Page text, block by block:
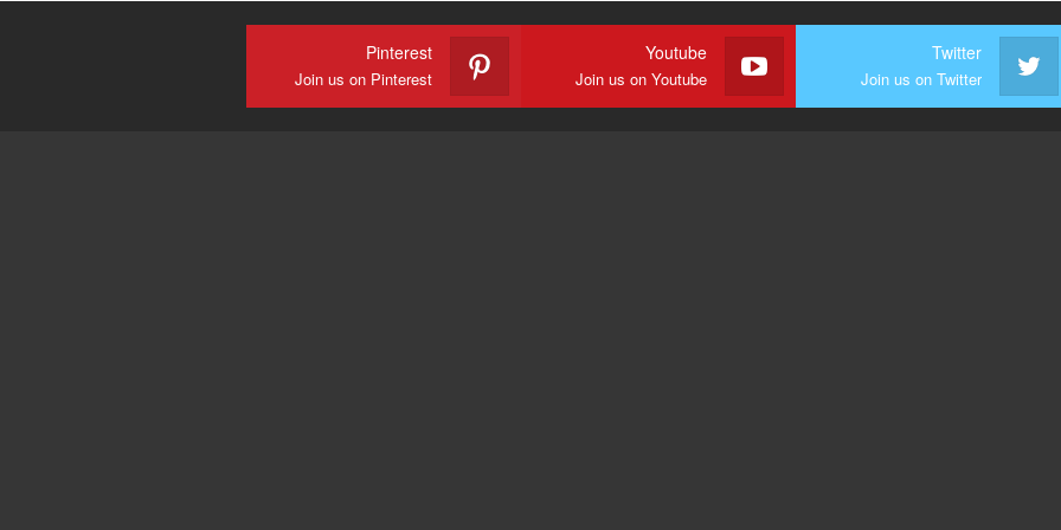
Twitter
Join us on Twitter
Youtube
Join us on Youtube
Pinterest
Join us on Pinterest